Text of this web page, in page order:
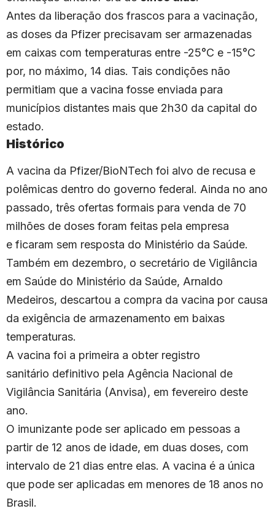
Antes da liberação dos frascos para a vacinação,
as doses da Pfizer precisavam ser armazenadas
em caixas com temperaturas entre -25°C e -15°C
por, no máximo, 14 dias. Tais condições não
permitiam que a vacina fosse enviada para
municípios distantes mais que 2h30 da capital do
estado.
Histórico
A vacina da Pfizer/BioNTech foi alvo de recusa e
polêmicas dentro do governo federal. Ainda no ano
passado, três ofertas formais para venda de 70
milhões de doses foram feitas pela empresa
e ficaram sem resposta do Ministério da Saúde.
Também em dezembro, o secretário de Vigilância
em Saúde do Ministério da Saúde, Arnaldo
Medeiros, descartou a compra da vacina por causa
da exigência de armazenamento em baixas
temperaturas.
A vacina foi a primeira a obter registro
sanitário definitivo pela Agência Nacional de
Vigilância Sanitária (Anvisa), em fevereiro deste
ano.
O imunizante pode ser aplicado em pessoas a
partir de 12 anos de idade, em duas doses, com
intervalo de 21 dias entre elas. A vacina é a única
que pode ser aplicadas em menores de 18 anos no
Brasil.